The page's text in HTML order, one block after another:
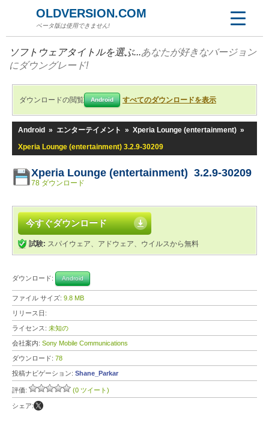
OLDVERSION.COM
ベータ版は使用できません!
ソフトウェアタイトルを選ぶ...あなたが好きなバージョン
にダウングレード!
ダウンロードの閲覧 Android すべてのダウンロードを表示
Android » エンターテイメント » Xperia Lounge (entertainment) »
Xperia Lounge (entertainment) 3.2.9-30209
Xperia Lounge (entertainment) 3.2.9-30209
78 ダウンロード
今すぐダウンロード
試験: スパイウェア、アドウェア、ウイルスから無料
ダウンロード: Android
ファイル サイズ: 9.8 MB
リリース日:
ライセンス: 未知の
会社案内: Sony Mobile Communications
ダウンロード: 78
投稿ナビゲーション: Shane_Parkar
評価: (0 ツイート)
シェア: